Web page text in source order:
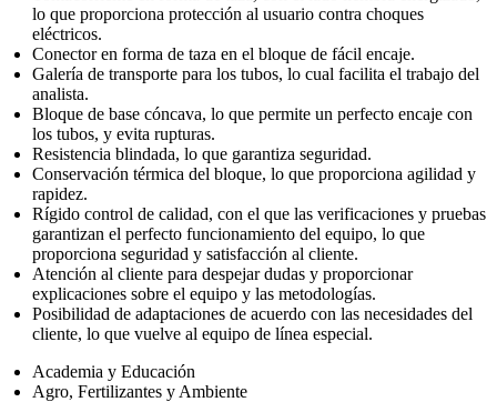
lo que proporciona protección al usuario contra choques
eléctricos.
Conector en forma de taza en el bloque de fácil encaje.
Galería de transporte para los tubos, lo cual facilita el trabajo del
analista.
Bloque de base cóncava, lo que permite un perfecto encaje con
los tubos, y evita rupturas.
Resistencia blindada, lo que garantiza seguridad.
Conservación térmica del bloque, lo que proporciona agilidad y
rapidez.
Rígido control de calidad, con el que las verificaciones y pruebas
garantizan el perfecto funcionamiento del equipo, lo que
proporciona seguridad y satisfacción al cliente.
Atención al cliente para despejar dudas y proporcionar
explicaciones sobre el equipo y las metodologías.
Posibilidad de adaptaciones de acuerdo con las necesidades del
cliente, lo que vuelve al equipo de línea especial.
Academia y Educación
Agro, Fertilizantes y Ambiente